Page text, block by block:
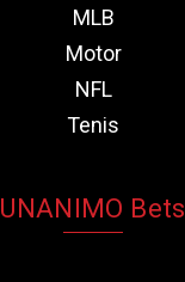
MLB
Motor
NFL
Tenis
UNANIMO Bets